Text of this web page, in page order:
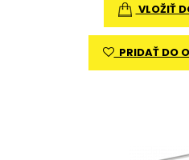
VLOŽIŤ
PRIDAŤ DO